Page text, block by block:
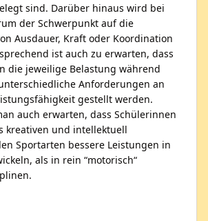
sind. Darüber hinaus wird bei
der Schwerpunkt auf die
Ausdauer, Kraft oder Koordination
ist auch zu erwarten, dass
die jeweilige Belastung während
Anforderungen an
gestellt werden.
auch erwarten, dass Schülerinnen
kreativen und intellektuell
Sportarten bessere Leistungen in
als in rein “motorisch“